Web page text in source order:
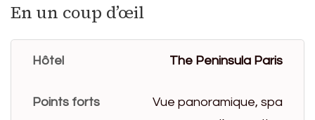
En un coup d’œil
The Peninsula Paris
Vue panoramique, spa